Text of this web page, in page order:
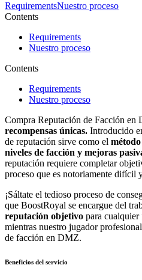
RequirementsNuestro proceso
Contents
Requirements
Nuestro proceso
Contents
Requirements
Nuestro proceso
Compra Reputación de Facción en
recompensas únicas. Introducido
de reputación sirve como el
niveles de facción y mejoras
reputación requiere completar
proceso que es notoriamente difícil
¡Sáltate el tedioso proceso de
que BoostRoyal se encargue del
reputación objetivo para
mientras nuestro jugador
de facción en DMZ.
Beneficios del servicio